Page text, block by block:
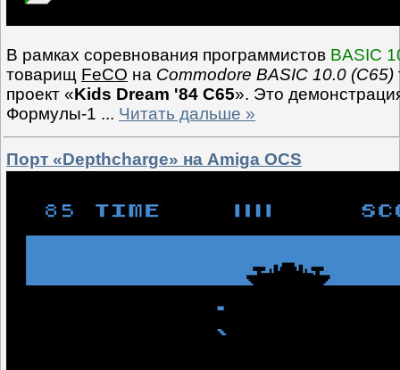
В рамках соревнования программистов BASIC
товарищ FeCO на Commodore BASIC 10.0 (C65)
проект «Kids Dream '84 C65». Это
Формулы-1 ... Читать дальше »
Порт «Depthcharge» на Amiga OCS